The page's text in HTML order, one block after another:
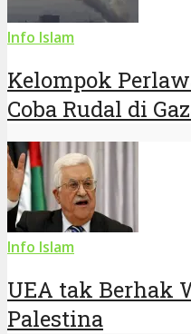
Info Islam
Kelompok
Coba Rudal di
Info Islam
UEA tak Berhak
Palestina